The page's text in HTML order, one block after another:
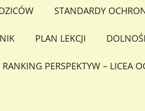
STANDARDY
PLAN LEKCJI
RANKING PERSPEKTYW – LICEA